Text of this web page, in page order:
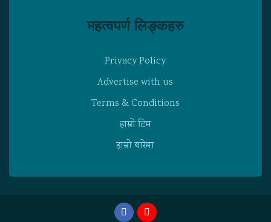
महत्वपर्ण लिङ्कहरु
Privacy Policy
Advertise with us
Terms & Conditions
हाम्राे टिम
हाम्राे बारेमा